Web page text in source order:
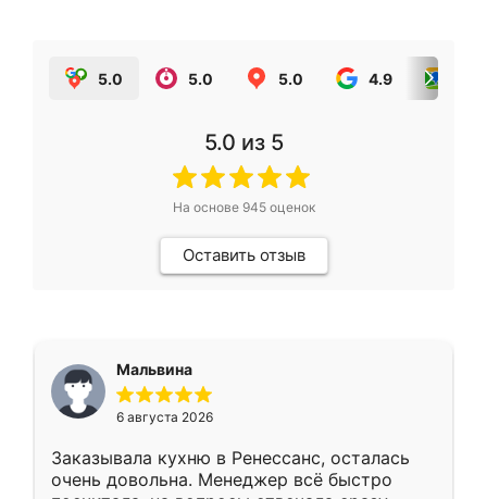
5.0 5.0 5.0 4.9
5.0 из 5
На основе 945оценок
Оставить отзыв
Мальвина
6 августа 2026
Заказывала кухню в Ренессанс, осталась
очень довольна. Менеджер всё быстро